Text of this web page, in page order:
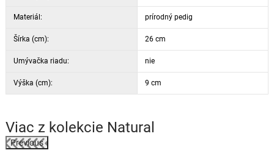
Materiál: prírodný pedig
Šírka (cm): 26 cm
Umývačka riadu: nie
Výška (cm): 9 cm
Viac z kolekcie Natural
Previous